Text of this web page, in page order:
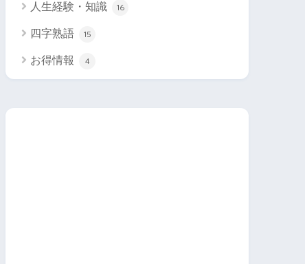
人生経験・知識 16
四字熟語 15
お得情報 4